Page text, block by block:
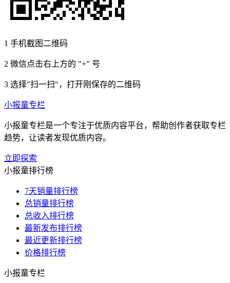
1 手机截图二维码
2 微信点击右上方的 "+" 号
3 选择"扫一扫"，打开刚保存的二维码
小报童专栏
小报童专栏是一个专注于优质内容平台，帮助创作者获取专栏
趋势，让读者发现优质内容。
立即探索
小报童排行榜
7天销量排行榜
总销量排行榜
总收入排行榜
最新发布排行榜
最近更新排行榜
价格排行榜
小报童专栏